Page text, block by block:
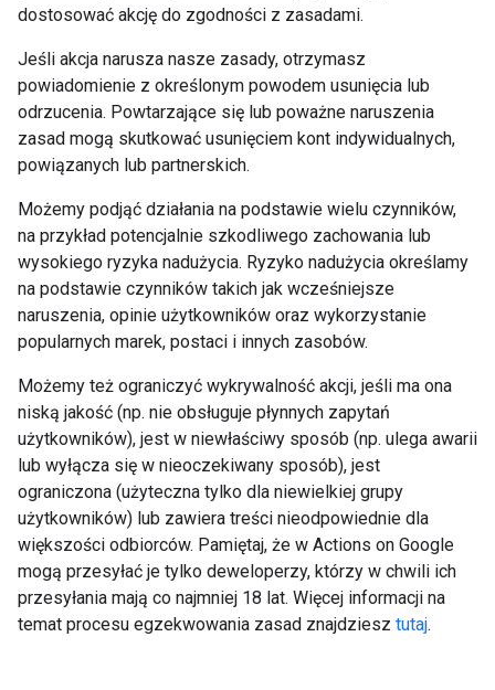
dostosować akcję do zgodności z zasadami.
Jeśli akcja narusza nasze zasady, otrzymasz
powiadomienie z określonym powodem usunięcia lub
odrzucenia. Powtarzające się lub poważne naruszenia
zasad mogą skutkować usunięciem kont indywidualnych,
powiązanych lub partnerskich.
Możemy podjąć działania na podstawie wielu czynników,
na przykład potencjalnie szkodliwego zachowania lub
wysokiego ryzyka nadużycia. Ryzyko nadużycia określamy
na podstawie czynników takich jak wcześniejsze
naruszenia, opinie użytkowników oraz wykorzystanie
popularnych marek, postaci i innych zasobów.
Możemy też ograniczyć wykrywalność akcji, jeśli ma ona
niską jakość (np. nie obsługuje płynnych zapytań
użytkowników), jest w niewłaściwy sposób (np. ulega awarii
lub wyłącza się w nieoczekiwany sposób), jest
ograniczona (użyteczna tylko dla niewielkiej grupy
użytkowników) lub zawiera treści nieodpowiednie dla
większości odbiorców. Pamiętaj, że w Actions on Google
mogą przesyłać je tylko deweloperzy, którzy w chwili ich
przesyłania mają co najmniej 18 lat. Więcej informacji na
temat procesu egzekwowania zasad znajdziesz tutaj.